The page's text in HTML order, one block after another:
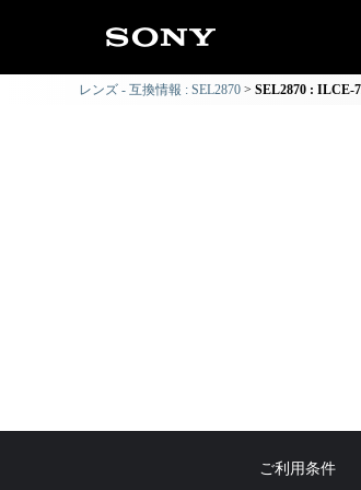
レンズ - 互換情報 : SEL2870 SEL2870 : ILCE-
ご利用条件